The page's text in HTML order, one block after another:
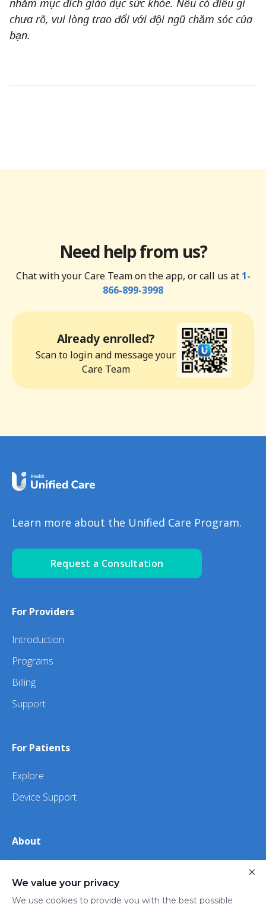
nhằm mục đích giáo dục sức khỏe. Nếu có điều gì
chưa rõ, vui lòng trao đổi với đội ngũ chăm sóc của
bạn.
Need help from us?
Chat with your Care Team on the app, or call us at 1-
866-899-3998
Already enrolled?
Scan to login and message your
Care Team
Learn more about the Unified Care Program.
Request a Consultation
For Providers
Introduction
Programs
Billing
Support
For Patients
Explore
Device Support
About
iHealth
We value your privacy
We use cookies to provide you with the best possible
×